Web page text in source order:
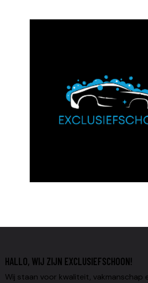
HALLO, WIJ ZIJN EXCLUSIEFSCHOON!
Wij staan voor kwaliteit, vakmanschap